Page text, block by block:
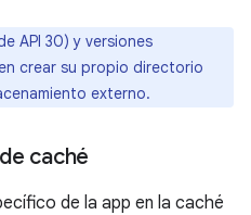
API 30) y versiones
crear su propio directorio
externo.
caché
de la app en la caché